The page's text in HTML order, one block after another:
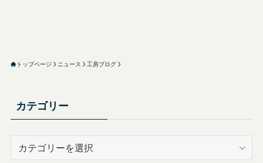
トップページ ニュース 工房ブログ
カテゴリー